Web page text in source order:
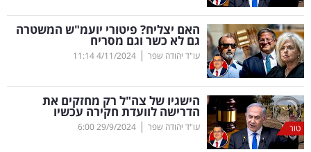
טלוויזיה
עסקי
ספורט
קריירה
ולימודים
האם יצליח? פיטורי יועמ"ש המשטרה
גם לא כשר וגם מסריח
עו"ד יהודה שפר |
4/11/2024
11:14
טור
הישגיו של צה"ל רק מחזקים את
הדרישה לוועדת חקירה עכשיו
עו"ד יהודה שפר |
29/9/2024
6:00